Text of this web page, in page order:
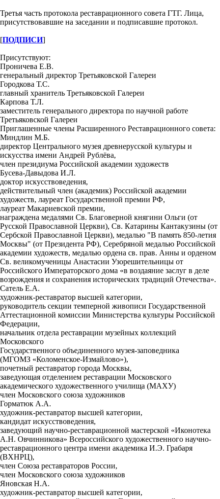
Третья часть протокола реставрационного совета ГТГ. Лица,
присутствовавшие на заседании и подписавшие протокол.
[ПОДПИСИ]
Присутствуют:
Проничева Е.В.
генеральный директор Третьяковской Галереи
Городкова Т.С.
главный хранитель Третьяковской Галереи
Карпова Т.Л.
заместитель генерального директора по научной работе
Третьяковской Галереи
Приглашенные члены Расширенного Реставрационного совета:
Миндлин М.Б.
директор Центрального музея древнерусской культуры и
искусства имени Андрей Рублёва,
член президиума Российской академии художеств
Бусева-Давыдова И.Л.
доктор искусствоведения,
действительный член (академик) Российской академии
художеств, лауреат Государственной премии РФ,
лауреат Макариевской премии,
награждена медалями Св. Благоверной княгини Ольги (от
Русской Православной Церкви), Св. Катарины Кантакузины (от
Сербской Православной Церкви), медалью "В память 850-летия
Москвы" (от Президента РФ), Серебряной медалью Российской
академии художеств, медалью ордена св. прав. Анны и орденом
Св. великомученицы Анастасии Узорешительницы от
Российского Императорского дома «в воздаяние заслуг в деле
возрождения и сохранения исторических традиций Отечества».
Сатель Е.А.
художник-реставратор высшей категории,
руководитель секции темперной живописи Государственной
Аттестационной комиссии Министерства культуры Российской
Федерации,
начальник отдела реставрации музейных коллекций
Московского
Государственного объединенного музея-заповедника
(МГОМЗ «Коломенское-Измайлово»),
почетный реставратор города Москвы,
заведующая отделением реставрации Московского
академического художественного училища (МАХУ)
член Московского союза художников
Горматюк А.А.
художник-реставратор высшей категории,
кандидат искусствоведения,
заведующий научно-реставрационной мастерской «Иконотека
А.Н. Овчинникова» Всероссийского художественного научно-
реставрационного центра имени академика И.Э. Грабаря
(ВХНРЦ),
член Союза реставраторов России,
член Московского союза художников
Яновская Н.А.
художник-реставратор высшей категории,